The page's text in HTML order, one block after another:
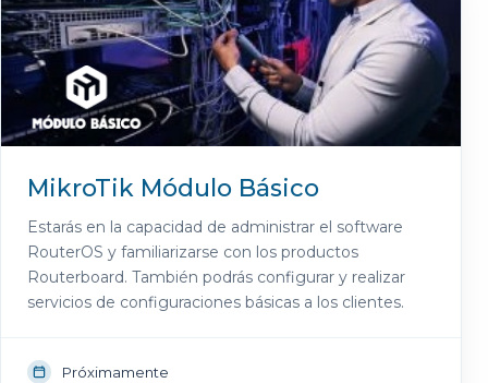
MikroTik Módulo Básico
Estarás en la capacidad de administrar el software
RouterOS y familiarizarse con los productos
Routerboard. También podrás configurar y realizar
servicios de configuraciones básicas a los clientes.
Próximamente